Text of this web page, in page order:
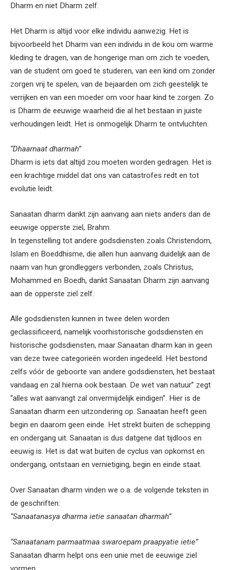
Dharm en niet Dharm zelf.
Het Dharm is altijd voor elke individu aanwezig. Het is
bijvoorbeeld het Dharm van een individu in de kou om warme
kleding te dragen, van de hongerige man om zich te voeden,
van de student om goed te studeren, van een kind om zonder
zorgen vrij te spelen, van de bejaarden om zich geestelijk te
verrijken en van een moeder om voor haar kind te zorgen. Zo
is Dharm de eeuwige waarheid die al het bestaan in juiste
verhoudingen leidt. Het is onmogelijk Dharm te ontvluchten.
“Dhaarnaat dharmah”
Dharm is iets dat altijd zou moeten worden gedragen. Het is
een krachtige middel dat ons van catastrofes redt en tot
evolutie leidt.
Sanaatan dharm dankt zijn aanvang aan niets anders dan de
eeuwige opperste ziel, Brahm.
In tegenstelling tot andere godsdiensten zoals Christendom,
Islam en Boeddhisme, die allen hun aanvang duidelijk aan de
naam van hun grondleggers verbonden, zoals Christus,
Mohammed en Boedh, dankt Sanaatan Dharm zijn aanvang
aan de opperste ziel zelf.
Alle godsdiensten kunnen in twee delen worden
geclassificeerd, namelijk voorhistorische godsdiensten en
historische godsdiensten, maar Sanaatan dharm kan in geen
van deze twee categorieën worden ingedeeld. Het bestond
zelfs vóór de geboorte van andere godsdiensten, het bestaat
vandaag en zal hierna ook bestaan. De wet van natuur” zegt
“alles wat aanvangt zal onvermijdelijk eindigen”. Hier is de
Sanaatan dharm een uitzondering op. Sanaatan heeft geen
begin en daarom geen einde. Het strekt buiten de schepping
en ondergang uit. Sanaatan is dus datgene dat tijdloos en
eeuwig is. Het is dat wat buiten de cyclus van opkomst en
ondergang, ontstaan en vernietiging, begin en einde staat.
Over Sanaatan dharm vinden we o.a. de volgende teksten in
de geschriften:
“Sanaatanasya dharma ietie sanaatan dharmah”
“Sanaatanam parmaatmaa swaroepam praapyatie ietie”
Sanaatan dharm helpt ons een unie met de eeuwige ziel